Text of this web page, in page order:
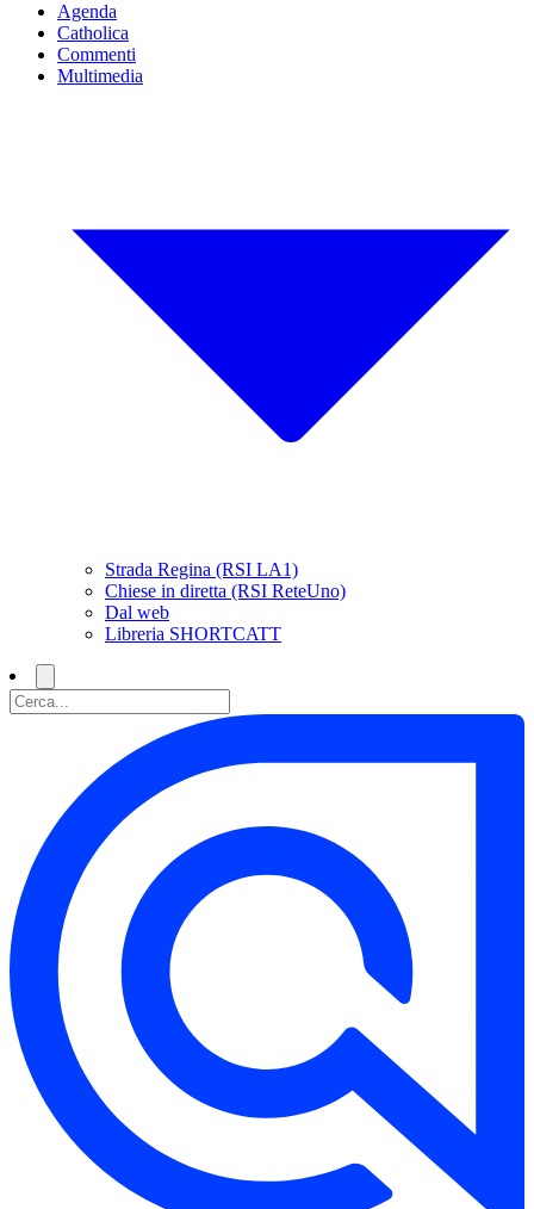
Agenda
Catholica
Commenti
Multimedia
Strada Regina (RSI LA1)
Chiese in diretta (RSI ReteUno)
Dal web
Libreria SHORTCATT